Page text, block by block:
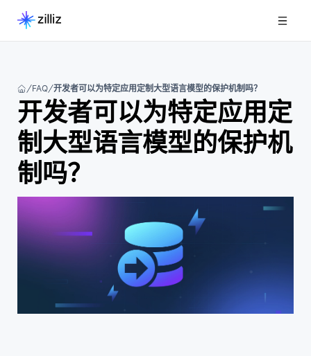
FAQ 开发者可以为特定应用定制大型语言模型的保护机制吗？
开发者可以为特定应用定
制大型语言模型的保护机
制吗？